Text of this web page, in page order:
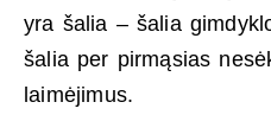
yra šalia – šalia
šalia per pirmąsias
laimėjimus.